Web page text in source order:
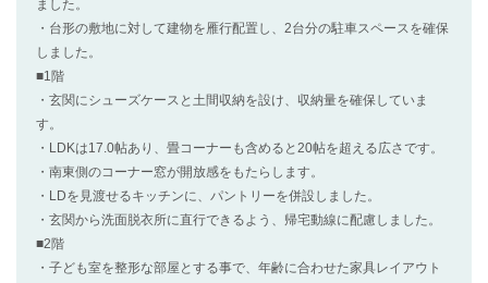
ました。
・台形の敷地に対して建物を雁行配置し、2台分の駐車スペースを確保
しました。
■1階
・玄関にシューズケースと土間収納を設け、収納量を確保していま
す。
・LDKは17.0帖あり、畳コーナーも含めると20帖を超える広さです。
・南東側のコーナー窓が開放感をもたらします。
・LDを見渡せるキッチンに、パントリーを併設しました。
・玄関から洗面脱衣所に直行できるよう、帰宅動線に配慮しました。
■2階
・子ども室を整形な部屋とする事で、年齢に合わせた家具レイアウト